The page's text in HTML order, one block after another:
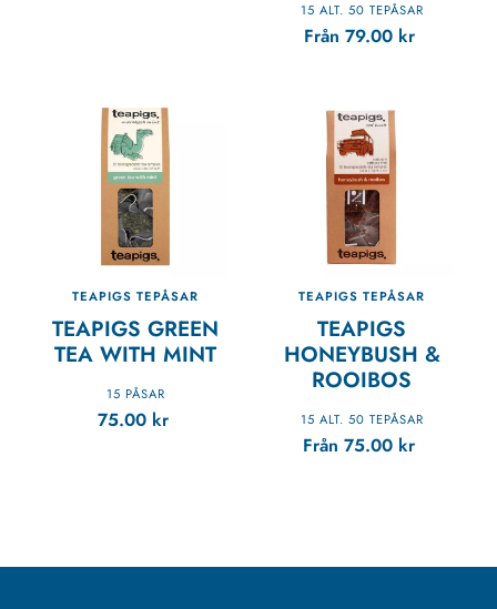
15 ALT. 50 TEPÅSAR
Från 79.00 kr
TEAPIGS TEPÅSAR
TEAPIGS GREEN
TEA WITH MINT
15 PÅSAR
75.00 kr
TEAPIGS TEPÅSAR
TEAPIGS
HONEYBUSH &
ROOIBOS
15 ALT. 50 TEPÅSAR
Från 75.00 kr